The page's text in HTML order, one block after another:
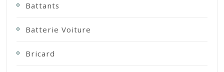
Battants
Batterie Voiture
Bricard